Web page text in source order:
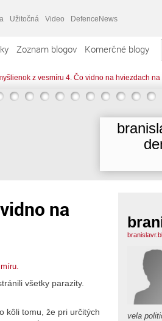
Užitočná Video DefenceNews
Zoznam blogov Komerčné blogy
z vesmíru 4. Čo vidno na hviezdach
na
všetky parazity.
kôli tomu, že pri určitých
vela